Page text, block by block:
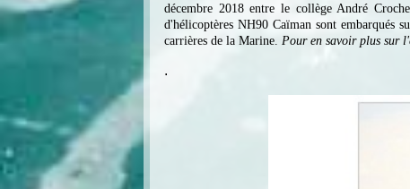
décembre 2018 entre le collège André
d'hélicoptères NH90 Caïman sont embarqués
carrières de la Marine. Pour en savoir plus sur
.